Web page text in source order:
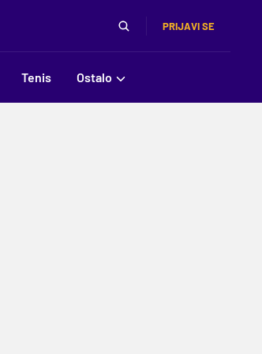
PRIJAVI SE
Tenis Ostalo